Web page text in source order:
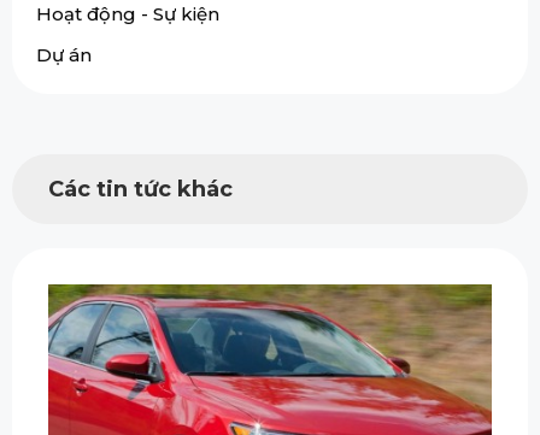
Hoạt động - Sự kiện
Dự án
Các tin tức khác